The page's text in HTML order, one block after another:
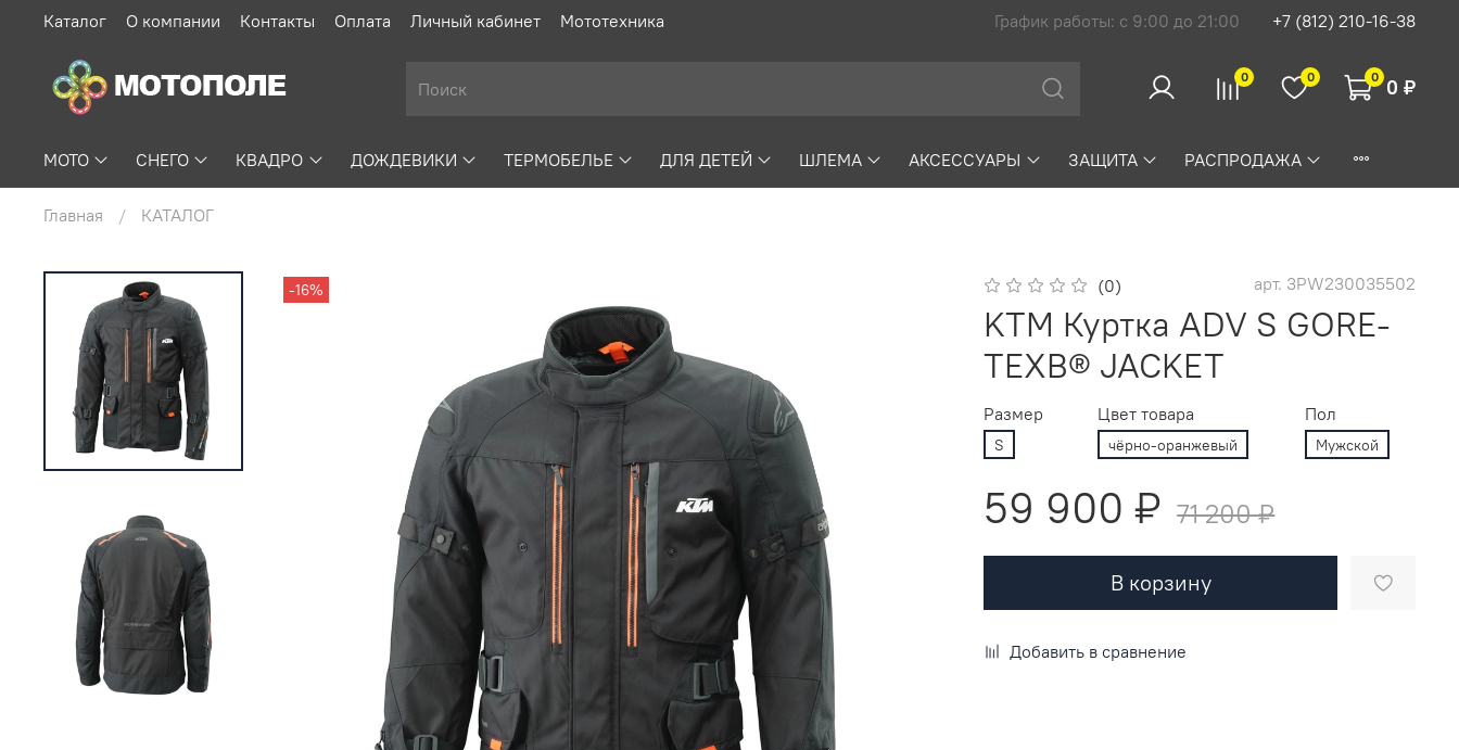
Каталог О компании Контакты Оплата Личный кабинет Мототехника График работы: с 9:00 до 21:00 +7 (812) 210-16-38
0 0 0 0 ₽
МОТО СНЕГО КВАДРО ДОЖДЕВИКИ ТЕРМОБЕЛЬЕ ДЛЯ ДЕТЕЙ ШЛЕМА АКСЕССУАРЫ ЗАЩИТА РАСПРОДАЖА
Главная КАТАЛОГ
-16% (0) арт. 3PW230035502
KTM Куртка ADV S GORE-
TEXВ® JACKET
Размер
S
Цвет товара
чёрно-оранжевый
Пол
Мужской
59 900 ₽ 71 200 ₽
В корзину
Добавить в сравнение